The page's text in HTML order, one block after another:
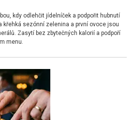
kdy odlehčit jídelníček a podpořit hubnutí
křehká sezónní zelenina a první ovoce jsou
Zasytí bez zbytečných kalorií a podpoří
menu.